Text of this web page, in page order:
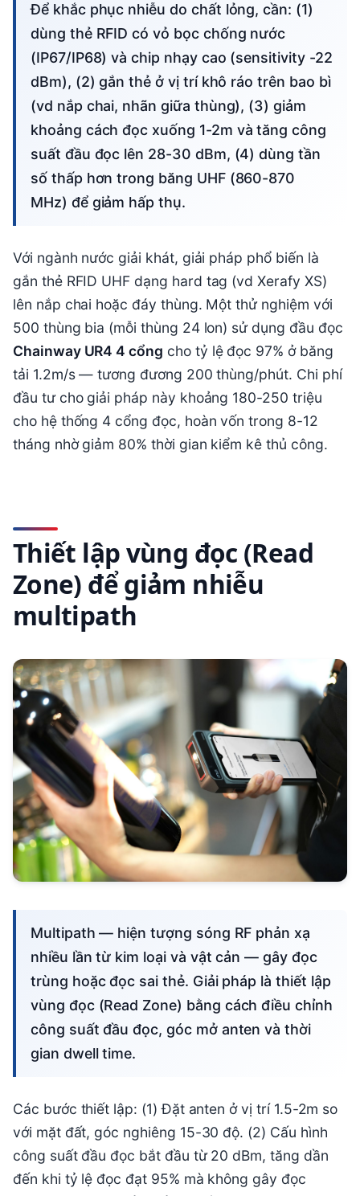
Để khắc phục nhiễu do chất lỏng, cần: (1)
dùng thẻ RFID có vỏ bọc chống nước
(IP67/IP68) và chip nhạy cao (sensitivity -22
dBm), (2) gắn thẻ ở vị trí khô ráo trên bao bì
(vd nắp chai, nhãn giữa thùng), (3) giảm
khoảng cách đọc xuống 1-2m và tăng công
suất đầu đọc lên 28-30 dBm, (4) dùng tần
số thấp hơn trong băng UHF (860-870
MHz) để giảm hấp thụ.
Với ngành nước giải khát, giải pháp phổ biến là
gắn thẻ RFID UHF dạng hard tag (vd Xerafy XS)
lên nắp chai hoặc đáy thùng. Một thử nghiệm với
500 thùng bia (mỗi thùng 24 lon) sử dụng đầu đọc
Chainway UR4 4 cổng cho tỷ lệ đọc 97% ở băng
tải 1.2m/s — tương đương 200 thùng/phút. Chi phí
đầu tư cho giải pháp này khoảng 180-250 triệu
cho hệ thống 4 cổng đọc, hoàn vốn trong 8-12
tháng nhờ giảm 80% thời gian kiểm kê thủ công.
Thiết lập vùng đọc (Read
Zone) để giảm nhiễu
multipath
Multipath — hiện tượng sóng RF phản xạ
nhiều lần từ kim loại và vật cản — gây đọc
trùng hoặc đọc sai thẻ. Giải pháp là thiết lập
vùng đọc (Read Zone) bằng cách điều chỉnh
công suất đầu đọc, góc mở anten và thời
gian dwell time.
Các bước thiết lập: (1) Đặt anten ở vị trí 1.5-2m so
với mặt đất, góc nghiêng 15-30 độ. (2) Cấu hình
công suất đầu đọc bắt đầu từ 20 dBm, tăng dần
đến khi tỷ lệ đọc đạt 95% mà không gây đọc